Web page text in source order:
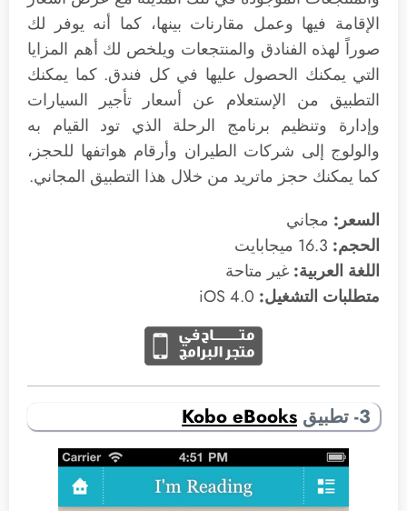
الإقامة فيها وعمل مقارنات بينها، كما أنه يوفر لك
صوراً لهذه الفنادق والمنتجعات ويلخص لك أهم المزايا
التي يمكنك الحصول عليها في كل فندق. كما يمكنك
التطبيق من الإستعلام عن أسعار تأجير السيارات
وإدارة وتنظيم برنامج الرحلة الذي تود القيام به
والولوج إلى شركات الطيران وأرقام هواتفها للحجز،
كما يمكنك حجز ماتريد من خلال هذا التطبيق المجاني.
السعر: مجاني
الحجم:
اللغة العربية: غير متاحة
متطلبات التشغيل:
3- تطبيق Kobo eBooks